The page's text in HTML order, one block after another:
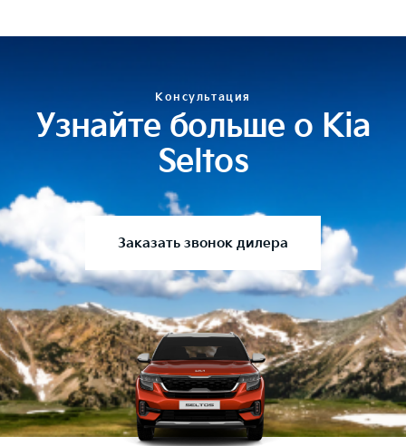
Консультация
Узнайте больше о Kia
Seltos
Заказать звонок дилера